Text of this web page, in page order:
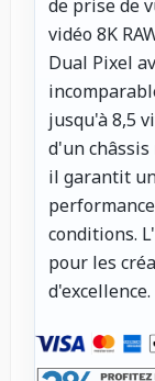
de prise de
vidéo 8K
Dual Pixel
jusqu'à 8,5
d'un
il garantit
conditions.
pour les
d'excellence.